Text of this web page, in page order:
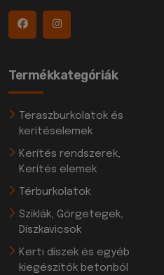
Termékkategóriák
Teraszburkolatok és
kerítéselemek
Kerítés rendszerek,
Kerítés elemek
Térburkolatok
Sziklák, Görgetegek,
Díszkavicsok
Kerti díszek és egyéb
kiegészítők betonból